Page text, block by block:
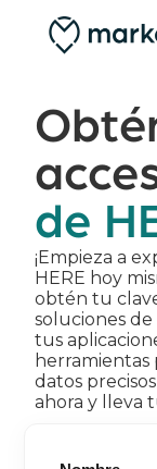
de
¡Empieza a
HERE hoy
obtén tu
soluciones
tus
datos
ahora y lleva